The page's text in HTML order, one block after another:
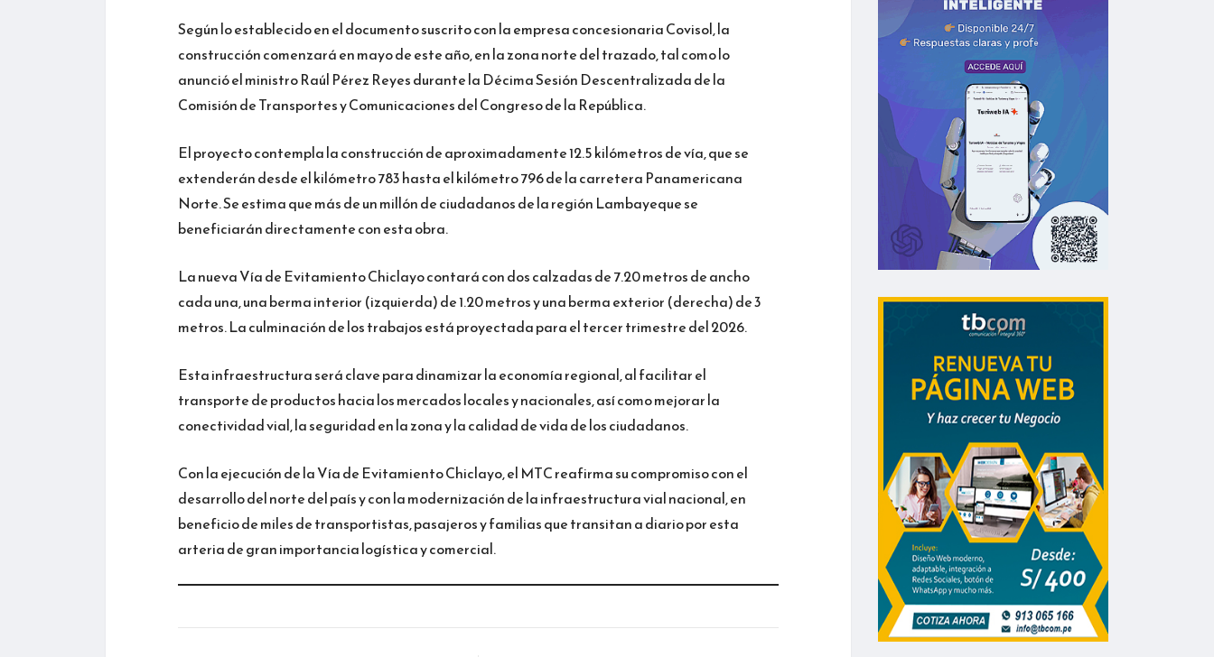
Según lo establecido en el documento suscrito con la empresa concesionaria Covisol, la
construcción comenzará en mayo de este año, en la zona norte del trazado, tal como lo
anunció el ministro Raúl Pérez Reyes durante la Décima Sesión Descentralizada de la
Comisión de Transportes y Comunicaciones del Congreso de la República.
El proyecto contempla la construcción de aproximadamente 12.5 kilómetros de vía, que se
extenderán desde el kilómetro 783 hasta el kilómetro 796 de la carretera Panamericana
Norte. Se estima que más de un millón de ciudadanos de la región Lambayeque se
beneficiarán directamente con esta obra.
La nueva Vía de Evitamiento Chiclayo contará con dos calzadas de 7.20 metros de ancho
cada una, una berma interior (izquierda) de 1.20 metros y una berma exterior (derecha) de 3
metros. La culminación de los trabajos está proyectada para el tercer trimestre del 2026.
Esta infraestructura será clave para dinamizar la economía regional, al facilitar el
transporte de productos hacia los mercados locales y nacionales, así como mejorar la
conectividad vial, la seguridad en la zona y la calidad de vida de los ciudadanos.
Con la ejecución de la Vía de Evitamiento Chiclayo, el MTC reafirma su compromiso con el
desarrollo del norte del país y con la modernización de la infraestructura vial nacional, en
beneficio de miles de transportistas, pasajeros y familias que transitan a diario por esta
arteria de gran importancia logística y comercial.